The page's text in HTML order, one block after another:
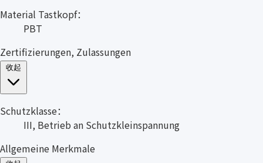
Material Tastkopf：
PBT
Zertifizierungen, Zulassungen
Schutzklasse：
III, Betrieb an Schutzkleinspannung
Allgemeine Merkmale